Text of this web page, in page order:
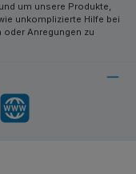
um unsere Produkte,
unkomplizierte Hilfe bei
Anregungen zu
Website